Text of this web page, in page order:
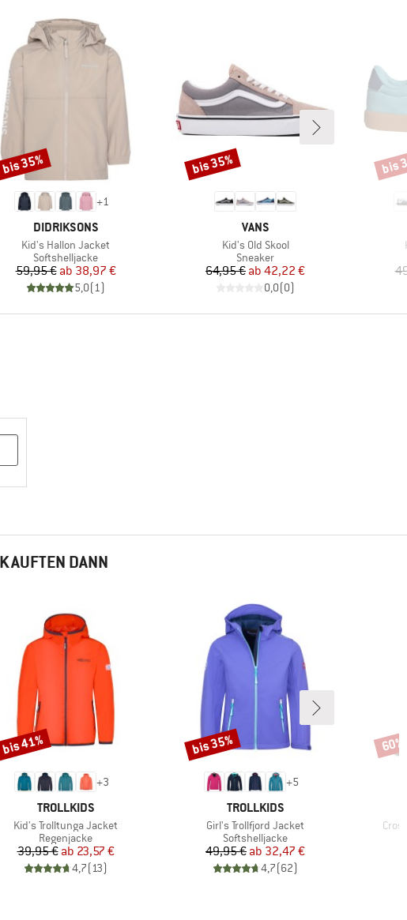
+1
MARKE
DIDRIKSONS
Artikel
Kid's Hallon Jacket
Produktgruppe
Softshelljacke
Preis
59,95 € reduzierter Preis
ab 38,97 €
5,0(1)
bis 35%
MARKE
VANS
Artikel
Kid's Old Skool
Produktgruppe
Sneaker
Preis
64,95 € reduzierter Preis
ab 42,22 €
0,0(0)
Rabatt
bis 35% bis
DANN
+3
MARKE
TROLLKIDS
Artikel
Kid's Trolltunga Jacket
Produktgruppe
Regenjacke
Preis
39,95 € reduzierter Preis
ab 23,57 €
4,7( 13)
bis 41%
+5
MARKE
TROLLKIDS
Artikel
Girl's Trollfjord Jacket
Produktgruppe
Softshelljacke
Preis
49,95 € reduzierter Preis
ab 32,47 €
4,7(62)
Rabatt
bis 35% 60%